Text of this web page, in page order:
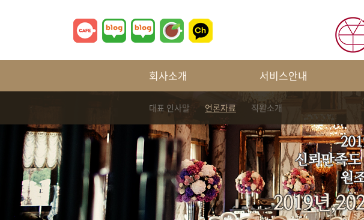
회사소개
대표 인사말 언론자료 직원소개
서비스안내